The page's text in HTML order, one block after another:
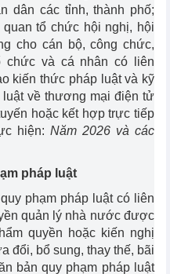
dân các tỉnh, thành phố;
tổ chức hội nghị, hội
cho cán bộ, công chức,
chức và cá nhân có liên
kiến thức pháp luật và kỹ
về thương mại điện tử
hoặc kết hợp trực tiếp
hiện: Năm 2026 và các
pháp luật
phạm pháp luật có liên
quản lý nhà nước được
quyền hoặc kiến nghị
đổi, bổ sung, thay thế, bãi
bản quy phạm pháp luật